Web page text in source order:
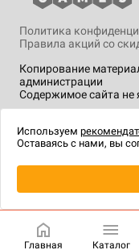
Копирование
администрации
Содержимое сайта не
Политика
Правила акций со
технологии.
Главная Каталог
Используем
Оставаясь с нами, вы